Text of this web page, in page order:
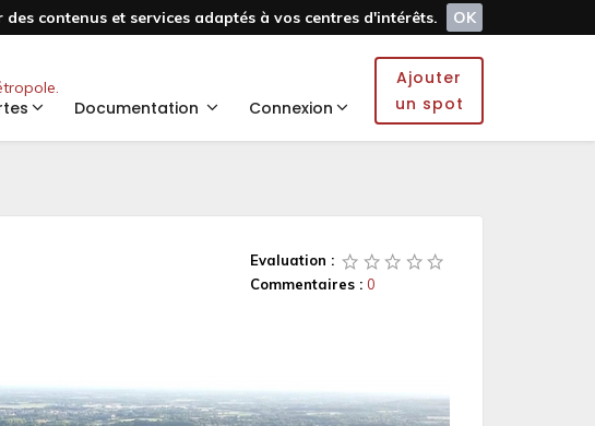
contenus et services adaptés à vos centres d'intérêts.
OK
Documentation Connexion
Ajouter
un spot
Evaluation :
Commentaires : 0